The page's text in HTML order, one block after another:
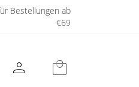
Bestellungen ab
€69
person local_mall